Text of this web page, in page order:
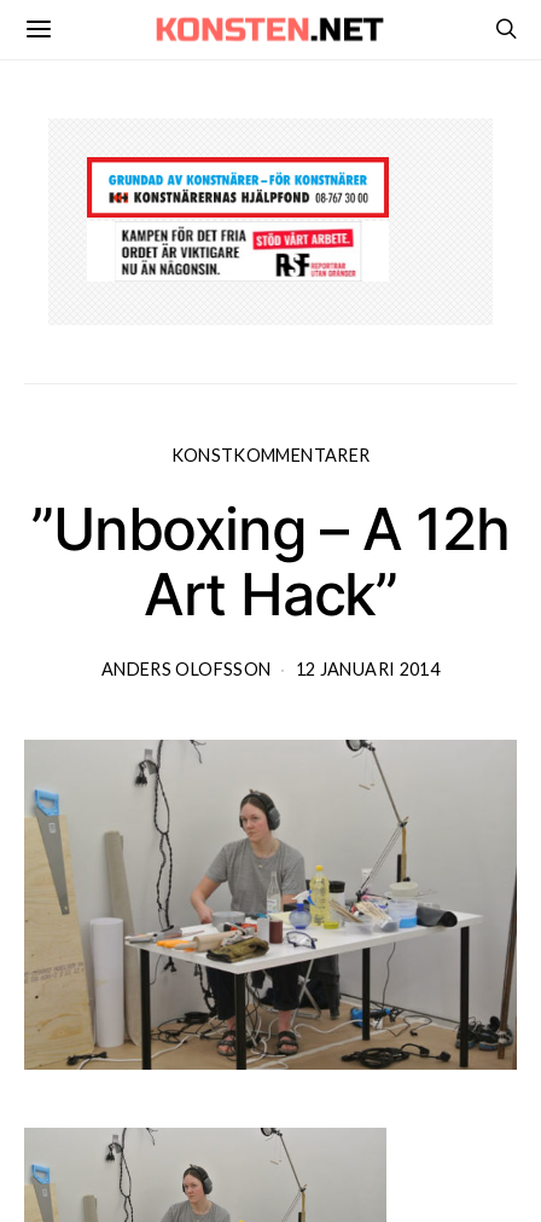
KONSTKOMMENTARER
”Unboxing – A 12h
Art Hack”
ANDERS OLOFSSON 12 JANUARI 2014